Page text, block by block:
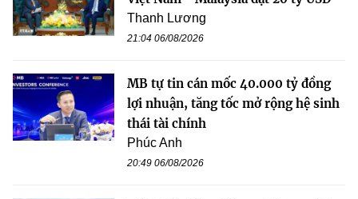
Thanh Lương
21:04 06/08/2026
MB tự tin cán mốc 40.000 tỷ đồng
lợi nhuận, tăng tốc mở rộng hệ sinh
thái tài chính
Phúc Anh
20:49 06/08/2026